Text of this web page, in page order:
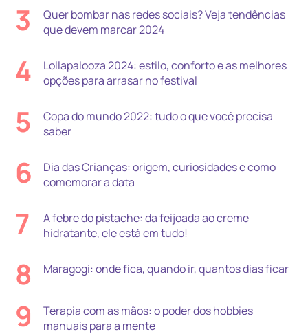
3
Quer bombar nas redes sociais? Veja tendências
que devem marcar 2024
4
Lollapalooza 2024: estilo, conforto e as melhores
opções para arrasar no festival
5
Copa do mundo 2022: tudo o que você precisa
saber
6
Dia das Crianças: origem, curiosidades e como
comemorar a data
7
A febre do pistache: da feijoada ao creme
hidratante, ele está em tudo!
8 Maragogi: onde fica, quando ir, quantos dias ficar
9
Terapia com as mãos: o poder dos hobbies
manuais para a mente